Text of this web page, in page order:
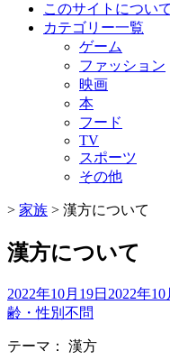
このサイトについて
カテゴリー一覧
ゲーム
ファッション
映画
本
フード
TV
スポーツ
その他
> 家族 > 漢方について
漢方について
2022年10月19日 2022年10
齢・性別不問
テーマ： 漢方